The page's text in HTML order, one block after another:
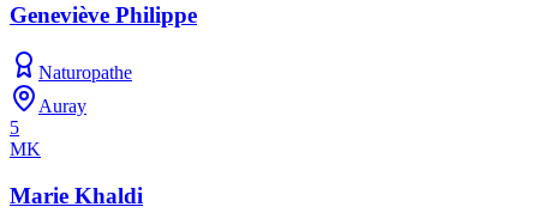
Geneviève Philippe
Naturopathe
Auray
5
MK
Marie Khaldi